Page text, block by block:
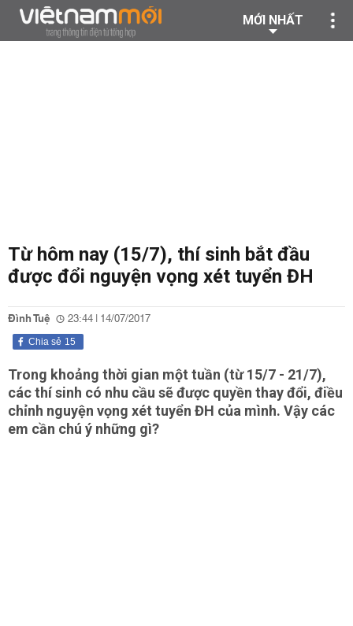
MỚI NHẤT
Từ hôm nay (15/7), thí sinh bắt đầu
được đổi nguyện vọng xét tuyển ĐH
Đình Tuệ 23:44 | 14/07/2017
15
Chia sẻ
Trong khoảng thời gian một tuần (từ 15/7 - 21/7),
các thí sinh có nhu cầu sẽ được quyền thay đổi, điều
chỉnh nguyện vọng xét tuyển ĐH của mình. Vậy các
em cần chú ý những gì?